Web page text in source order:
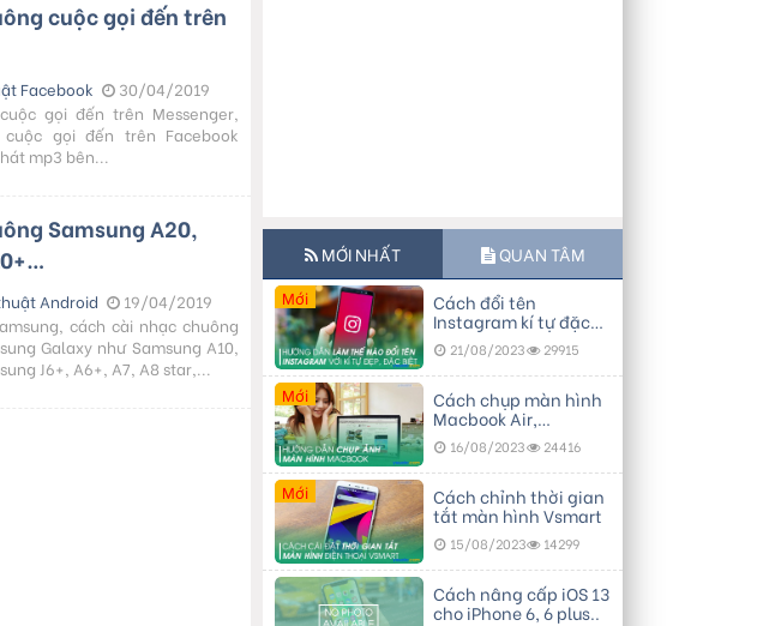
cuộc gọi đến trên
Facebook
30/04/2019
gọi đến trên Messenger,
gọi đến trên Facebook
mp3 bên...
Samsung A20,
Android
19/04/2019
cách cài nhạc chuông
Galaxy như Samsung A10,
J6+, A6+, A7, A8 star,...
MỚI NHẤT QUAN TÂM
Mới Cách đổi tên
Instagram kí tự đặc
biệt, đẹp
21/08/2023 29915
Mới Cách chụp màn hình
Macbook Air,
Macbook Pro…
16/08/2023 24416
Mới Cách chỉnh thời gian
tắt màn hình Vsmart
15/08/2023 14299
Cách nâng cấp iOS 13
cho iPhone 6, 6 plus..